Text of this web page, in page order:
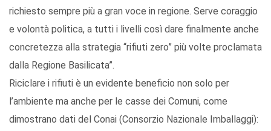
richiesto sempre più a gran voce in regione. Serve coraggio
e volontà politica, a tutti i livelli così dare finalmente anche
concretezza alla strategia “rifiuti zero” più volte proclamata
dalla Regione Basilicata”.
Riciclare i rifiuti è un evidente beneficio non solo per
l’ambiente ma anche per le casse dei Comuni, come
dimostrano dati del Conai (Consorzio Nazionale Imballaggi):